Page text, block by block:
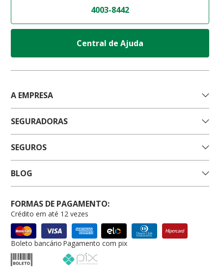
4003-8442
Central de Ajuda
A EMPRESA
SEGURADORAS
SEGUROS
BLOG
FORMAS DE PAGAMENTO:
Crédito em até 12 vezes
Boleto bancário Pagamento com pix